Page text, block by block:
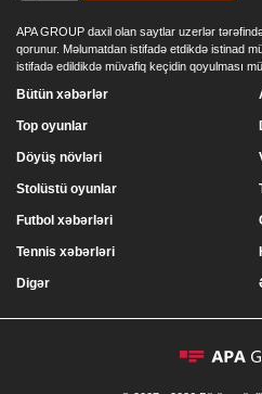
APA GROUP daxil olan saytlar uzerlər
qorunur. Məlumatdan istifadə etdikdə istinad
istifadə edildikdə müvafiq keçidin qoyulması
Bütün xəbərlər
Top oyunlar
Döyüş növləri
Stolüstü oyunlar
Futbol xəbərləri
Tennis xəbərləri
Digər